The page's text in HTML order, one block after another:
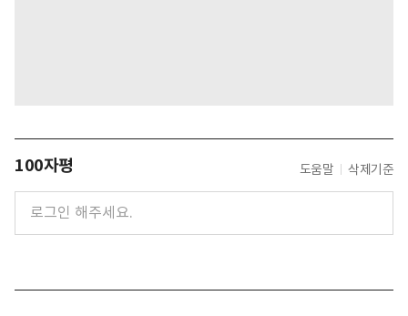
100자평 도움말 삭제기준